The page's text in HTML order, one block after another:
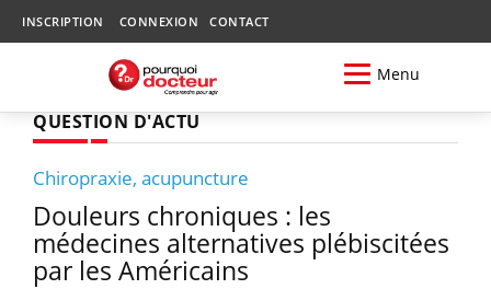
INSCRIPTION CONNEXION CONTACT
Menu
QUESTION D'ACTU
Chiropraxie, acupuncture
Douleurs chroniques : les
médecines alternatives plébiscitées
par les Américains